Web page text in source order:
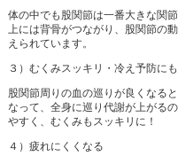
体の中でも股関節は一番大きな関
上には背骨がつながり、股関節の
えられています。
３）むくみスッキリ・冷え予防に
股関節周りの血の巡りが良くなる
なって、全身に巡り代謝が上がる
やすく、むくみもスッキリに！
４）疲れにくくなる